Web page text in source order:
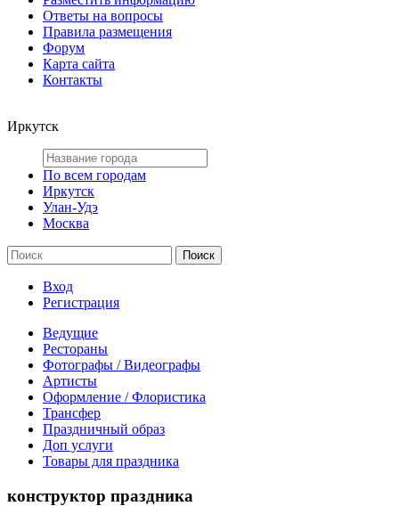
Ответы на вопросы
Правила размещения
Форум
Карта сайта
Контакты
Иркутск
По всем городам
Иркутск
Улан-Удэ
Москва
Вход
Регистрация
Ведущие
Рестораны
Фотографы / Видеографы
Артисты
Оформление / Флористика
Трансфер
Праздничный образ
Доп услуги
Товары для праздника
конструктор праздника